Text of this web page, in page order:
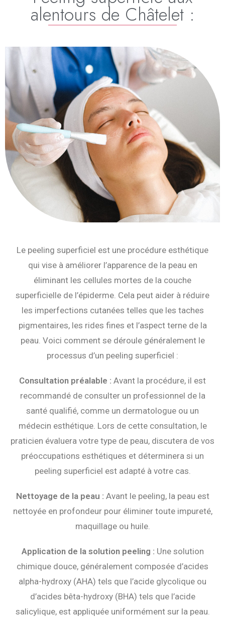
alentours de Châtelet :
Le peeling superficiel est une procédure esthétique
qui vise à améliorer l’apparence de la peau en
éliminant les cellules mortes de la couche
superficielle de l’épiderme. Cela peut aider à réduire
les imperfections cutanées telles que les taches
pigmentaires, les rides fines et l’aspect terne de la
peau. Voici comment se déroule généralement le
processus d’un peeling superficiel :
Consultation préalable : Avant la procédure, il est
recommandé de consulter un professionnel de la
santé qualifié, comme un dermatologue ou un
médecin esthétique. Lors de cette consultation, le
praticien évaluera votre type de peau, discutera de vos
préoccupations esthétiques et déterminera si un
peeling superficiel est adapté à votre cas.
Nettoyage de la peau : Avant le peeling, la peau est
nettoyée en profondeur pour éliminer toute impureté,
maquillage ou huile.
Application de la solution peeling : Une solution
chimique douce, généralement composée d’acides
alpha-hydroxy (AHA) tels que l’acide glycolique ou
d’acides bêta-hydroxy (BHA) tels que l’acide
salicylique, est appliquée uniformément sur la peau.